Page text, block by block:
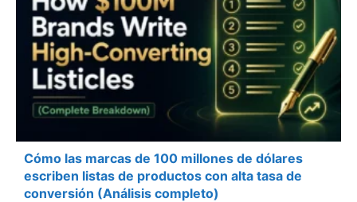
Cómo las marcas de 100 millones de dólares
escriben listas de productos con alta tasa de
conversión (Análisis completo)